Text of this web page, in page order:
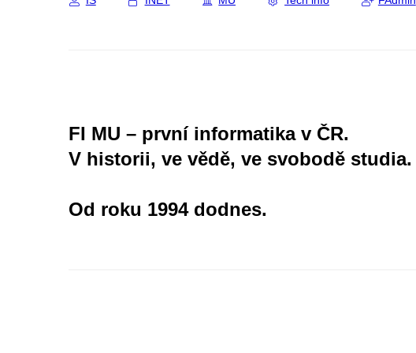
FI MU – první informatika v ČR.
V historii, ve vědě, ve svobodě studia.
Od roku 1994 dodnes.